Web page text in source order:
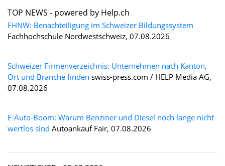
TOP NEWS - powered by Help.ch
FHNW: Benachteiligung im Schweizer Bildungssystem
Fachhochschule Nordwestschweiz, 07.08.2026
Schweizer Firmenverzeichnis: Unternehmen nach Kanton,
Ort und Branche finden swiss-press.com / HELP Media AG,
07.08.2026
E-Auto-Boom: Warum Benziner und Diesel noch lange nicht
wertlos sind Autoankauf Fair, 07.08.2026